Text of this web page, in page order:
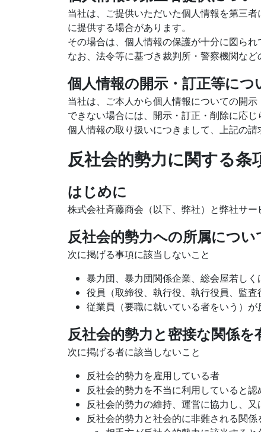
当社は、ご提供いただいた個人情報を第三
に提供する場合があります。
その場合は、個人情報の保護が十分に図ら
なお、法令等に基づき裁判所・警察機関な
個人情報の開示・訂正等につ
当社は、ご本人から個人情報についての開
できない場合には、開示・訂正・削除に応じ
個人情報の取り扱いにつきまして、上記の
反社会的勢力に関する条
はじめに
株式会社斉藤商会（以下、弊社）と弊社サ
反社会的勢力への所属につい
次に掲げる事項に該当しないこと
暴力団、暴力団関係企業、総会屋若し
役員（取締役、執行役、執行役員、監
従業員（要職に就いている者をいう）
反社会的勢力と密接な関係
次に掲げる者に該当しないこと
反社会的勢力を雇用している者
反社会的勢力を不当に利用していると認
反社会的勢力の維持、運営に協力し、
反社会的勢力と社会的に非難される関